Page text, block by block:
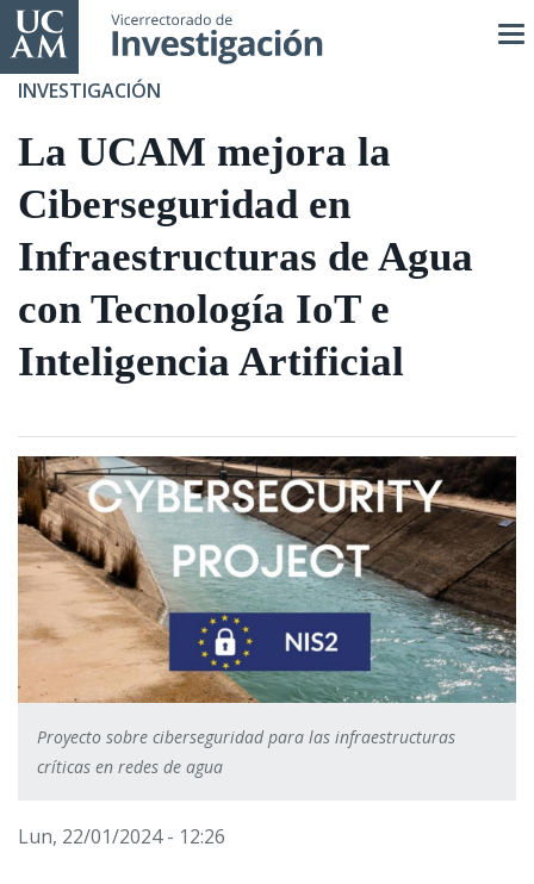
Pasar
al
contenido
INVESTIGACIÓN
La UCAM mejora la
Ciberseguridad en
Infraestructuras de Agua
con Tecnología IoT e
Inteligencia Artificial
Proyecto sobre ciberseguridad para las infraestructuras
críticas en redes de agua
Lun, 22/01/2024 - 12:26